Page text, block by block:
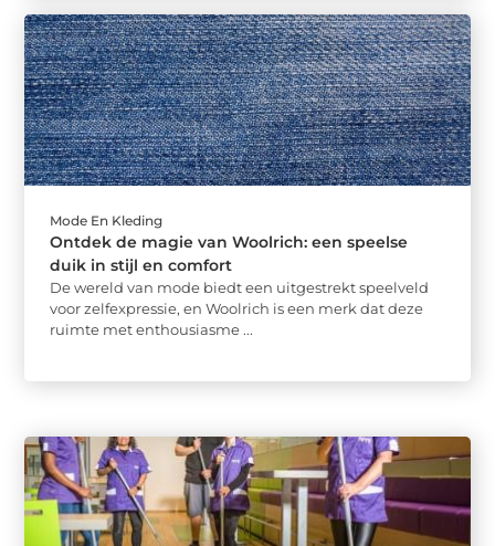
Mode En Kleding
Ontdek de magie van Woolrich: een speelse
duik in stijl en comfort
De wereld van mode biedt een uitgestrekt speelveld
voor zelfexpressie, en Woolrich is een merk dat deze
ruimte met enthousiasme ...